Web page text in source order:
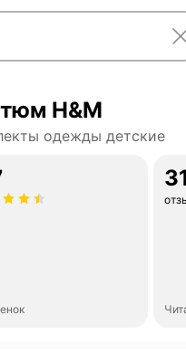
H&M
одежды детские
31